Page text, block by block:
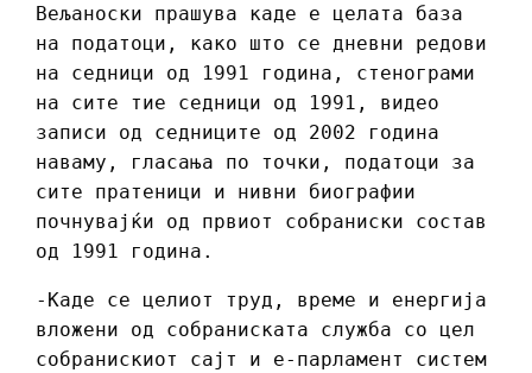
Вељаноски прашува каде е целата база
на податоци, како што се дневни редови
на седници од 1991 година, стенограми
на сите тие седници од 1991, видео
записи од седниците од 2002 година
наваму, гласања по точки, податоци за
сите пратеници и нивни биографии
почнувајќи од првиот собраниски состав
од 1991 година.
-Каде се целиот труд, време и енергија
вложени од собраниската служба со цел
собранискиот сајт и е-парламент систем